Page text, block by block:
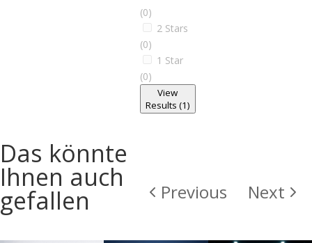
(0)
2 Stars
(0)
1 Star
(0)
View
Results (1)
Das könnte
Ihnen auch
gefallen Previous Next